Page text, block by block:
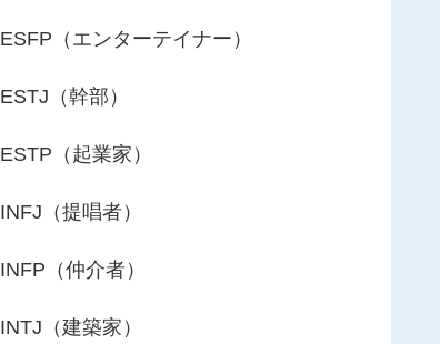
ESFP（エンターテイナー）
ESTJ（幹部）
ESTP（起業家）
INFJ（提唱者）
INFP（仲介者）
INTJ（建築家）